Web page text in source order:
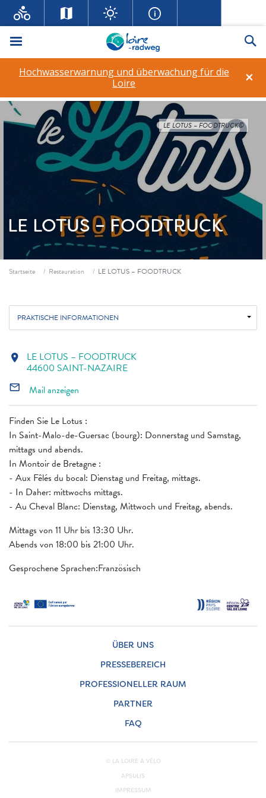
Menü
×
Hochwasserwarnung und überwachung für die
Loire
LE LOTUS – FOODTRUCK
LE LOTUS – FOODTRUCK©
Fil d'ariane
Startseite Restauration LE LOTUS – FOODTRUCK
PRAKTISCHE INFORMATIONEN
Finden Sie Le Lotus :
In Saint-Malo-de-Guersac (bourg): Donnerstag und Samstag,
mittags und abends.
In Montoir de Bretagne :
- Aux Fêlés du bocal: Dienstag und Freitag, mittags.
- In Daher: mittwochs mittags.
- Au Cheval Blanc: Dienstag, Mittwoch und Freitag, abends.
Mittags von 11 Uhr bis 13:30 Uhr.
Abends von 18:00 bis 21:00 Uhr.
Gesprochene Sprachen:Französisch
location_on LE LOTUS – FOODTRUCK
44600 SAINT-NAZAIRE
mail_outline Mail anzeigen
ÜBER UNS
PRESSEBEREICH
PROFESSIONELLER RAUM
PARTNER
FAQ
© LA LOIRE À VÉLO
APSULIS
IMPRESSUM